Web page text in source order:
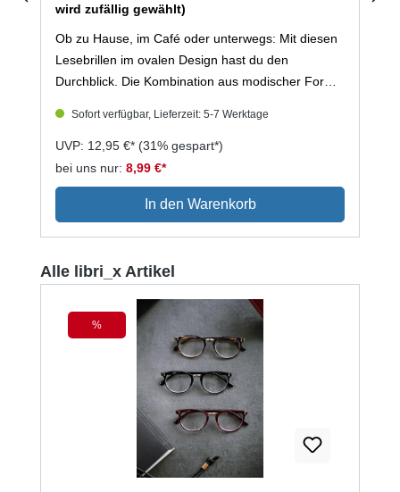
wird zufällig gewählt)
Ob zu Hause, im Café oder unterwegs: Mit diesen
Lesebrillen im ovalen Design hast du den
Durchblick. Die Kombination aus modischer Form,
zum verlässlichen Begleiter im Alltag. Jede Brille
kommt in einem hochwertigen Etui im modernen
Flechtmuster mit praktischem Schnappverschluss
– ideal zum Verstauen in der Tasche oder dem
Rucksack.+ ovale Form in drei Farbvarianten+
Schnappverschluss+ Dioptrien +1.0Hinweis: Farbe
Sofort verfügbar, Lieferzeit: 5-7 Werktage
UVP: 12,95 €* (31% gespart*)
bei uns nur: 8,99 €*
In den Warenkorb
Produktgalerie überspringen
Alle libri_x Artikel
Rabatt
%